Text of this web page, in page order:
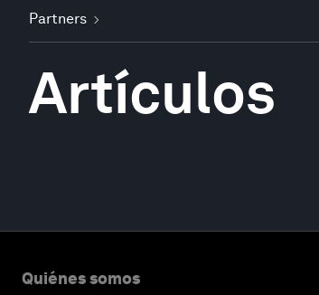
Partners
Artículos
Quiénes somos